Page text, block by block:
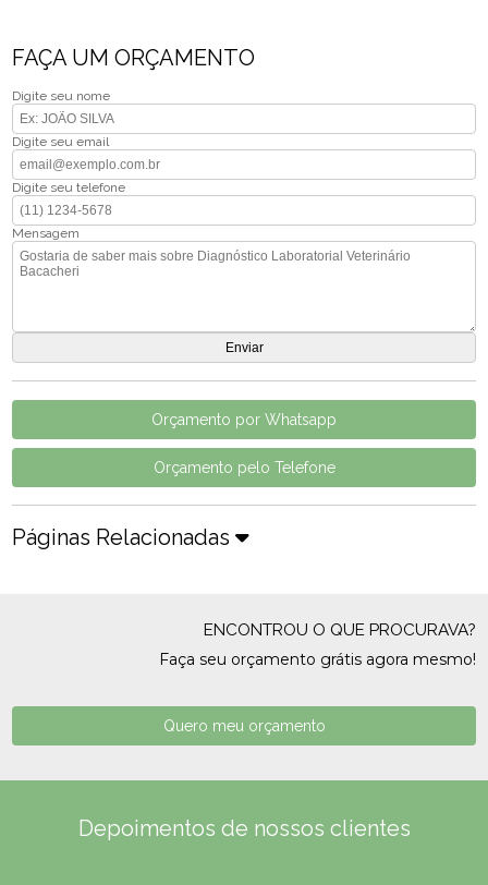
FAÇA UM ORÇAMENTO
Digite seu nome
Digite seu email
Digite seu telefone
Mensagem
Orçamento por Whatsapp
Orçamento pelo Telefone
Páginas Relacionadas
ENCONTROU O QUE PROCURAVA?
Faça seu orçamento grátis agora mesmo!
Quero meu orçamento
Depoimentos de nossos clientes